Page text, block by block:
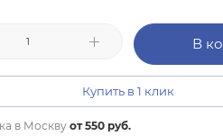
В
Купить в 1 клик
в Москву от 550 руб.